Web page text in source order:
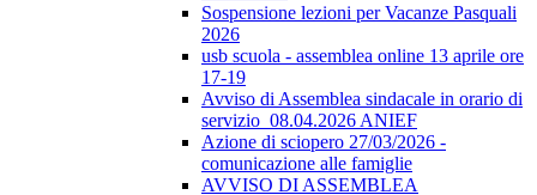
Sospensione lezioni per Vacanze Pasquali
2026
usb scuola - assemblea online 13 aprile ore
17-19
Avviso di Assemblea sindacale in orario di
servizio_08.04.2026 ANIEF
Azione di sciopero 27/03/2026 -
comunicazione alle famiglie
AVVISO DI ASSEMBLEA